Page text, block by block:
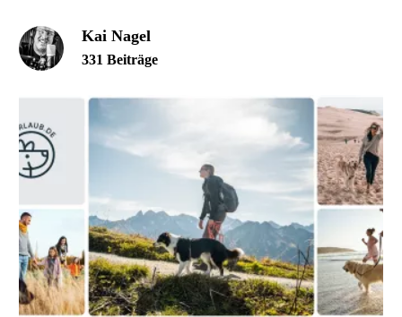
Kai Nagel
331 Beiträge